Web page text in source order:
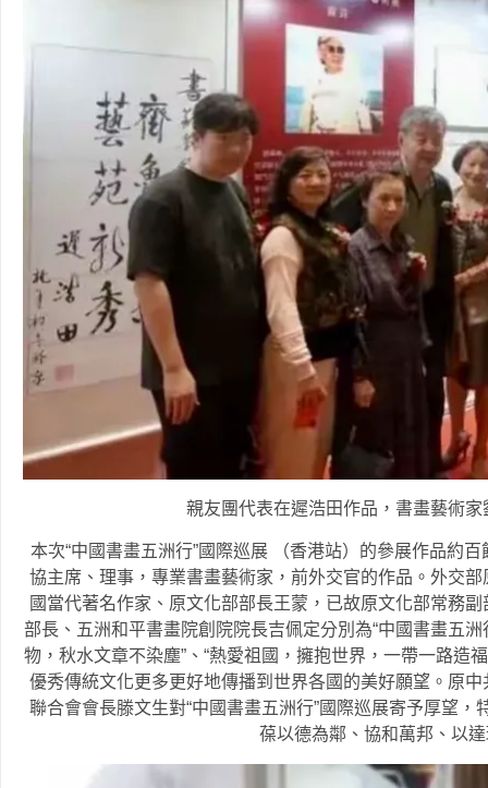
親友團代表在遲浩田作品，書畫藝術
本次“中國書畫五洲行”國際巡展 （香港站）的參展作品約
協主席、理事，專業書畫藝術家，前外交官的作品。外交
國當代著名作家、原文化部部長王蒙，已故原文化部常務
部長、五洲和平書畫院創院院長吉佩定分別為“中國書畫五洲
物，秋水文章不染塵”、“熱愛祖國，擁抱世界，一帶一路造
優秀傳統文化更多更好地傳播到世界各國的美好願望。原
聯合會會長滕文生對“中國書畫五洲行”國際巡展寄予厚望
葆以德為鄰、協和萬邦、以